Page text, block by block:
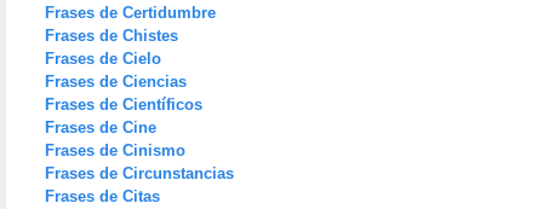
Frases de Certidumbre
Frases de Chistes
Frases de Cielo
Frases de Ciencias
Frases de Científicos
Frases de Cine
Frases de Cinismo
Frases de Circunstancias
Frases de Citas